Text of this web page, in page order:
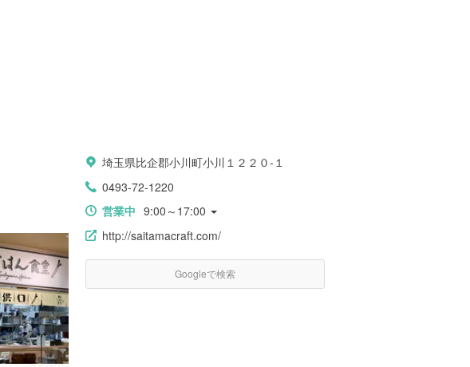
埼玉県比企郡小川町小川１２２０-１
0493-72-1220
営業中 9:00～17:00
http://saitamacraft.com/
Googleで検索